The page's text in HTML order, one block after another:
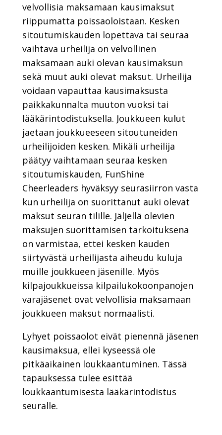
velvollisia maksamaan kausimaksut
riippumatta poissaoloistaan. Kesken
sitoutumiskauden lopettava tai seuraa
vaihtava urheilija on velvollinen
maksamaan auki olevan kausimaksun
sekä muut auki olevat maksut. Urheilija
voidaan vapauttaa kausimaksusta
paikkakunnalta muuton vuoksi tai
lääkärintodistuksella. Joukkueen kulut
jaetaan joukkueeseen sitoutuneiden
urheilijoiden kesken. Mikäli urheilija
päätyy vaihtamaan seuraa kesken
sitoutumiskauden, FunShine
Cheerleaders hyväksyy seurasiirron vasta
kun urheilija on suorittanut auki olevat
maksut seuran tilille. Jäljellä olevien
maksujen suorittamisen tarkoituksena
on varmistaa, ettei kesken kauden
siirtyvästä urheilijasta aiheudu kuluja
muille joukkueen jäsenille. Myös
kilpajoukkueissa kilpailukokoonpanojen
varajäsenet ovat velvollisia maksamaan
joukkueen maksut normaalisti.
Lyhyet poissaolot eivät pienennä jäsenen
kausimaksua, ellei kyseessä ole
pitkäaikainen loukkaantuminen. Tässä
tapauksessa tulee esittää
loukkaantumisesta lääkärintodistus
seuralle.